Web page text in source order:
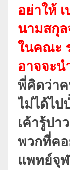
อย่าให้
นามสกุล
ในคณะ
อาจจะ
พี่คิดว่า
ไม่ได้ไป
เค้ารู้ปา
พวกที่ค
แพทย์จุ